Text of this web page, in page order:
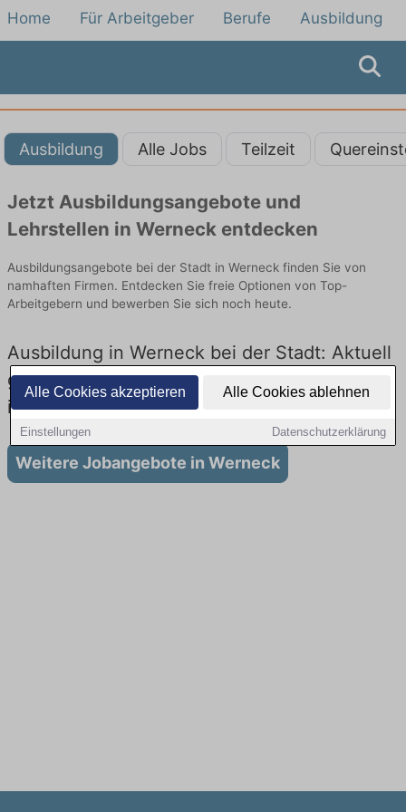
Alle Cookies akzeptieren Alle Cookies ablehnen
Einstellungen Datenschutzerklärung
Home Für Arbeitgeber Berufe Ausbildung
Ausbildung Alle Jobs Teilzeit
Jetzt Ausbildungsangebote und
Lehrstellen in Werneck entdecken
Ausbildungsangebote bei der Stadt in Werneck finden Sie von
namhaften Firmen. Entdecken Sie freie Optionen von Top-
Arbeitgebern und bewerben Sie sich noch heute.
Ausbildung in Werneck bei der Stadt: Aktuell
gibt es keine Stellenangebote für Ausbildung
in Werneck
Weitere Jobangebote in Werneck